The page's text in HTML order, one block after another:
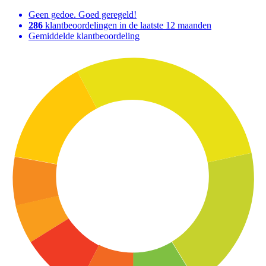
Geen gedoe. Goed geregeld!
286 klantbeoordelingen in de laatste 12 maanden
Gemiddelde klantbeoordeling